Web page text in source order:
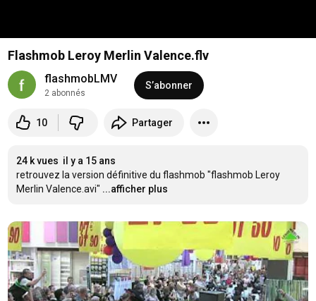
Flashmob Leroy Merlin Valence.flv
flashmobLMV
2 abonnés
S’abonner
10 Partager
24 k vues il y a 15 ans
retrouvez la version définitive du flashmob "flashmob Leroy
Merlin Valence.avi" ...afficher plus